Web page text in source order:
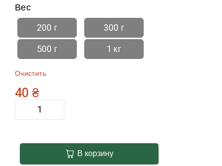
Вес
200 г
300 г
500 г
1 кг
Очистить
40₴
В корзину